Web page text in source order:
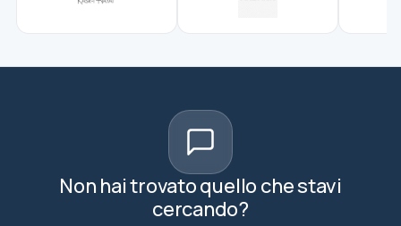
Non hai trovato quello che stavi
cercando?